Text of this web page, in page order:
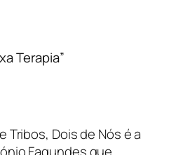
Terapia”
Tribos, Dois de Nós é a
Fagundes que